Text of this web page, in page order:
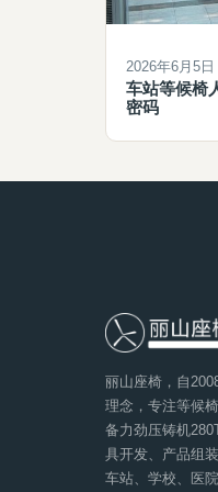
2026年6月5日
车站等候椅
密码
丽山座椅，自
理念，专注等候
备力劲压铸机
具开发、产品组
车站、学校、医